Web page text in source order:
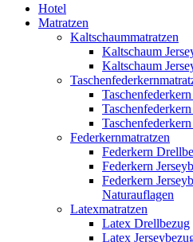
Hotel
Matratzen
Kaltschaummatratzen
Kaltschaum
Kaltschaum
Federkernmatratzen
Federkern
Federkern
Federkern
Naturauflagen
Latexmatratzen
Latex Drellbezug
Latex